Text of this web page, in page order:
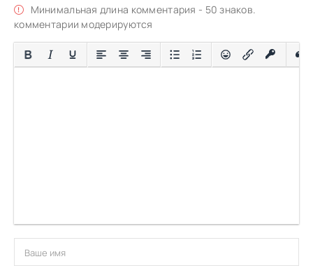
Минимальная длина комментария - 50 знаков.
комментарии модерируются